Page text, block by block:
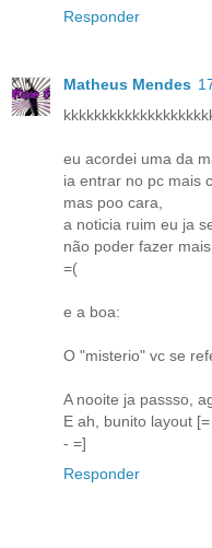
Responder
Matheus Mendes
eu acordei uma da
ia entrar no pc mais
mas poo cara,
a noticia ruim eu ja
não poder fazer
=(
e a boa:
O "misterio" vc se
A nooite ja passso,
E ah, bunito layout [=
- =]
Responder